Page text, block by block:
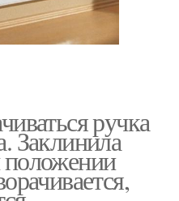
ручка
Заклинила